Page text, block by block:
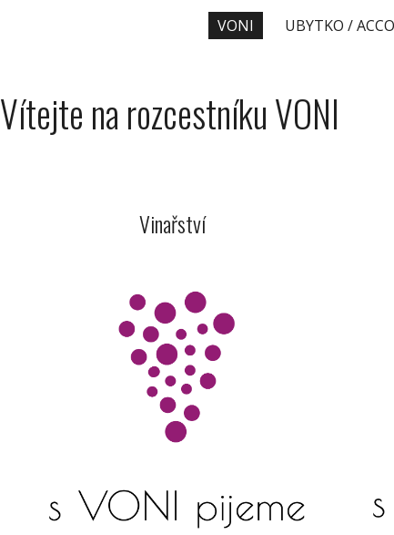
Skip to navigation
VONI
Vítejte na rozcestníku VONI
Vinařství